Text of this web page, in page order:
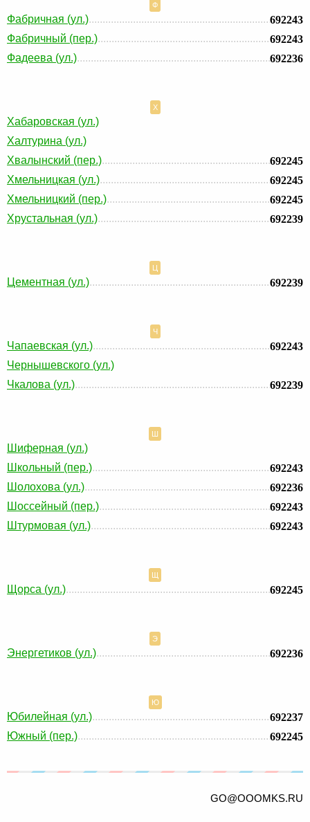
Ф
Фабричная (ул.)
692243
Фабричный (пер.)
692243
Фадеева (ул.)
692236
Х
Хабаровская (ул.)
Халтурина (ул.)
Хвалынский (пер.)
692245
Хмельницкая (ул.)
692245
Хмельницкий (пер.)
692245
Хрустальная (ул.)
692239
Ц
Цементная (ул.) 692239
Ч
Чапаевская (ул.)
692243
Чернышевского (ул.)
Чкалова (ул.)
692239
Ш
Шиферная (ул.)
Школьный (пер.)
692243
Шолохова (ул.)
692236
Шоссейный (пер.)
692243
Штурмовая (ул.)
692243
Щ
Щорса (ул.) 692245
Э
Энергетиков (ул.) 692236
Ю
Юбилейная (ул.)
692237
Южный (пер.)
692245
GO@OOOMKS.RU